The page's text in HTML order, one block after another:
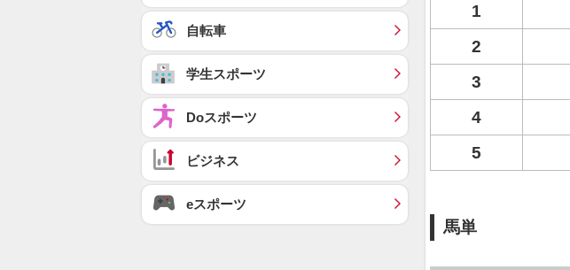
1
2
3
4
5
馬単
自転車
学生スポーツ
Doスポーツ
ビジネス
eスポーツ